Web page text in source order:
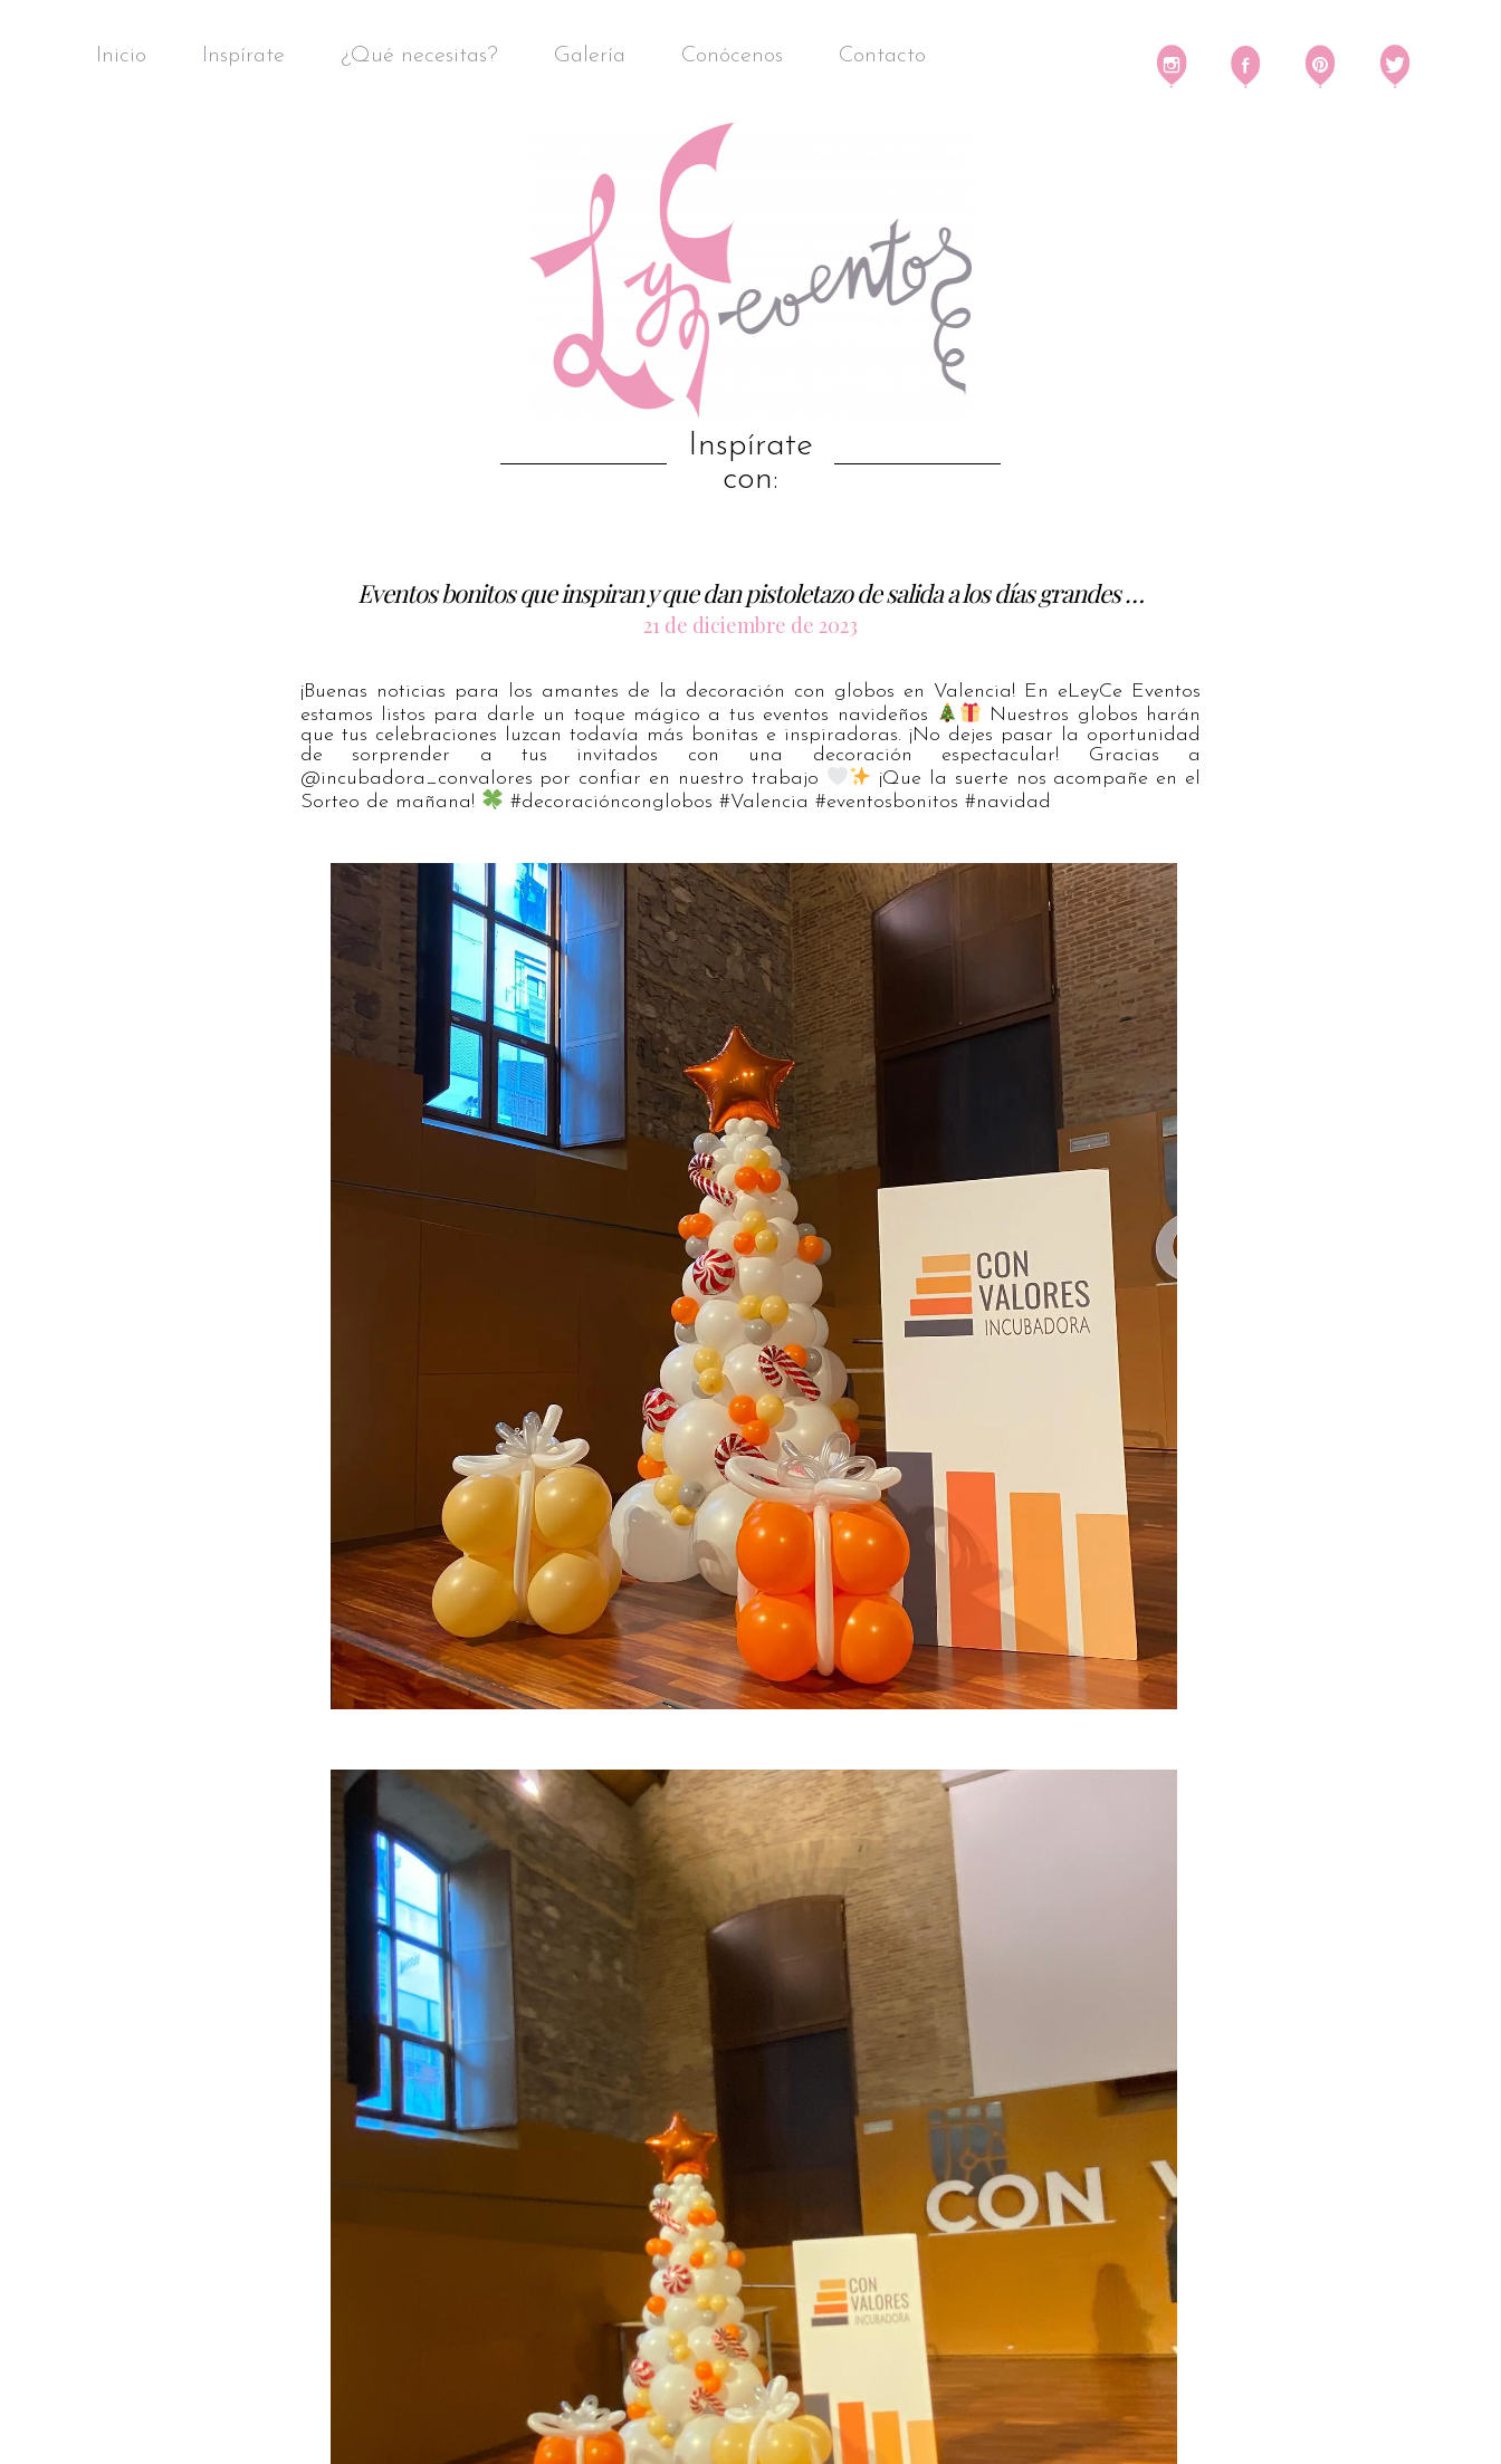
Inicio Inspírate ¿Qué necesitas? Galería Conócenos Contacto
Inspírate
con:
Eventos bonitos que inspiran y que dan pistoletazo de salida a los días grandes …
21 de diciembre de 2023
¡Buenas noticias para los amantes de la decoración con globos en Valencia! En eLeyCe Eventos
estamos listos para darle un toque mágico a tus eventos navideños
Nuestros globos harán
que tus celebraciones luzcan todavía más bonitas e inspiradoras. ¡No dejes pasar la oportunidad
de sorprender a tus invitados con una decoración espectacular! Gracias a
@incubadora_convalores por confiar en nuestro trabajo
¡Que la suerte nos acompañe en el
Sorteo de mañana!
#decoraciónconglobos #Valencia #eventosbonitos #navidad